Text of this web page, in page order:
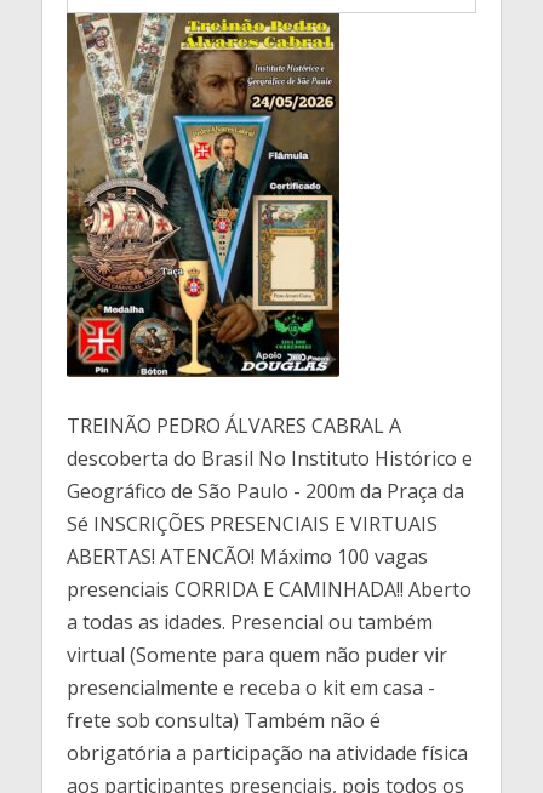
TREINÃO PEDRO ÁLVARES CABRAL A
descoberta do Brasil No Instituto Histórico e
Geográfico de São Paulo - 200m da Praça da
Sé INSCRIÇÕES PRESENCIAIS E VIRTUAIS
ABERTAS! ATENCÃO! Máximo 100 vagas
presenciais CORRIDA E CAMINHADA!! Aberto
a todas as idades. Presencial ou também
virtual (Somente para quem não puder vir
presencialmente e receba o kit em casa -
frete sob consulta) Também não é
obrigatória a participação na atividade física
aos participantes presenciais, pois todos os